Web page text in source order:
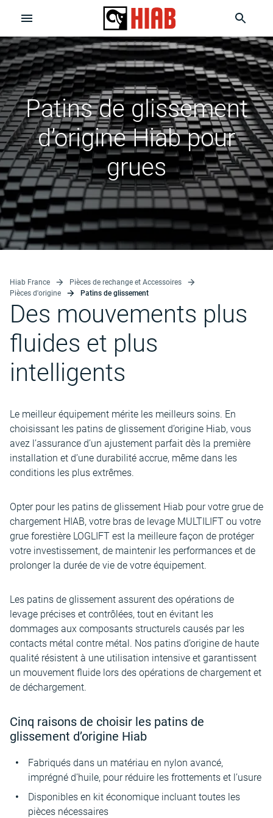
Patins de glissement
d’origine Hiab pour
grues
Hiab France
Pièces de rechange et Accessoires
Pièces d'origine
Patins de glissement
Des mouvements plus
fluides et plus
intelligents
Le meilleur équipement mérite les meilleurs soins. En
choisissant les patins de glissement d’origine Hiab, vous
avez l’assurance d’un ajustement parfait dès la première
installation et d’une durabilité accrue, même dans les
conditions les plus extrêmes.
Opter pour les patins de glissement Hiab pour votre grue de
chargement HIAB, votre bras de levage MULTILIFT ou votre
grue forestière LOGLIFT est la meilleure façon de protéger
votre investissement, de maintenir les performances et de
prolonger la durée de vie de votre équipement.
Les patins de glissement assurent des opérations de
levage précises et contrôlées, tout en évitant les
dommages aux composants structurels causés par les
contacts métal contre métal. Nos patins d’origine de haute
qualité résistent à une utilisation intensive et garantissent
un mouvement fluide lors des opérations de chargement et
de déchargement.
Cinq raisons de choisir les patins de
glissement d’origine Hiab
Fabriqués dans un matériau en nylon avancé,
imprégné d’huile, pour réduire les frottements et l’usure
Disponibles en kit économique incluant toutes les
pièces nécessaires